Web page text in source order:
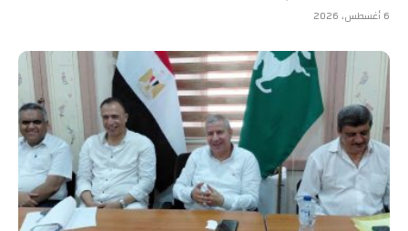
6 أغسطس، 2026